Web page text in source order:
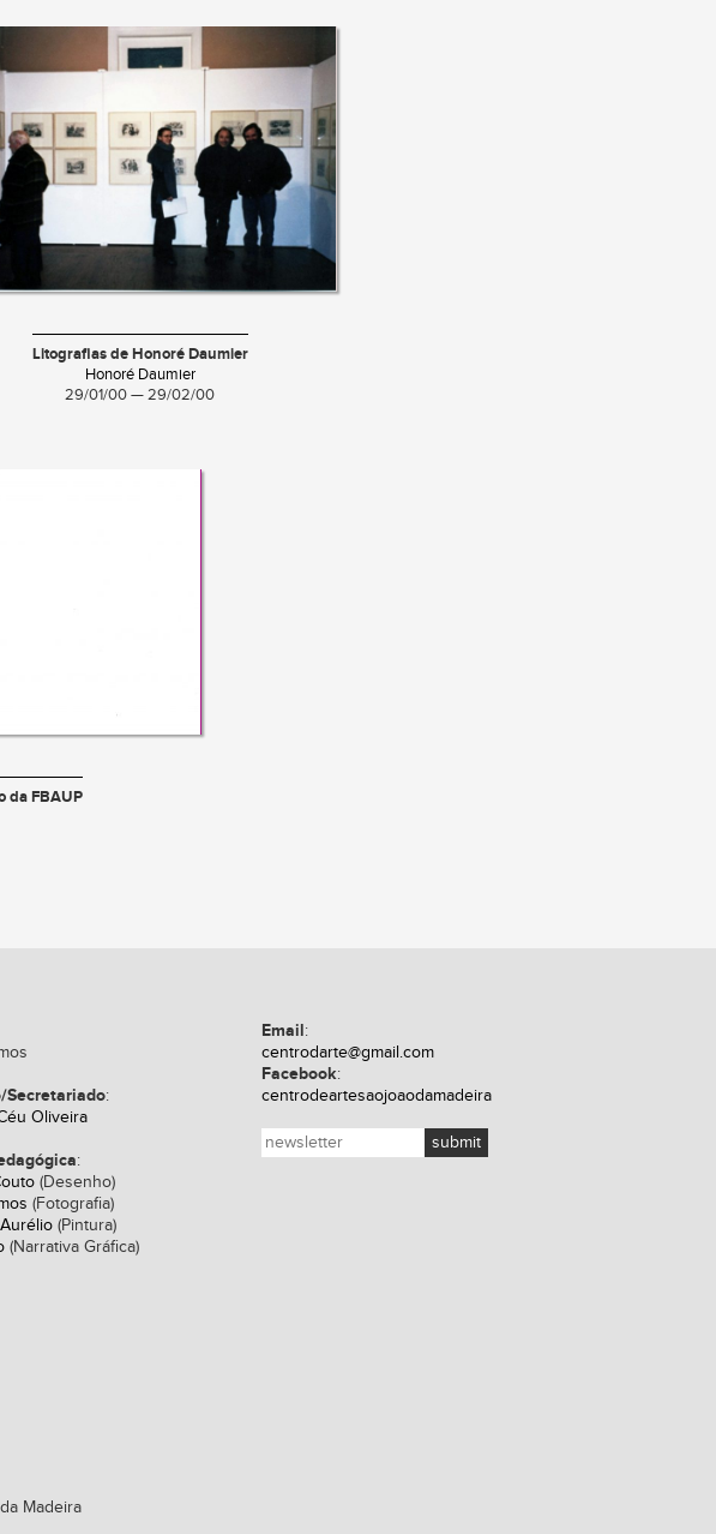
Litografias de Honoré Daumier
Honoré Daumier
29/01/00 — 29/02/00
da FBAUP
Secretariado:
Oliveira
:
(Desenho)
(Fotografia)
(Pintura)
(Narrativa Gráfica)
Email:
centrodarte@gmail.com
Facebook:
centrodeartesaojoaodamadeira
Madeira